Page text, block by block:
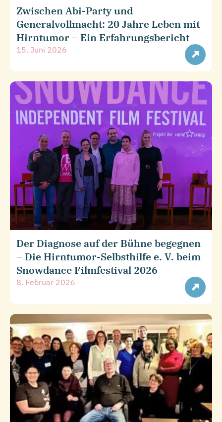
Zwischen Abi-Party und
Generalvollmacht: 20 Jahre Leben mit
Hirntumor – Ein Erfahrungsbericht
15. Juni 2026
Der Diagnose auf der Bühne begegnen
– Die Hirntumor-Selbsthilfe e. V. beim
Snowdance Filmfestival 2026
8. Februar 2026